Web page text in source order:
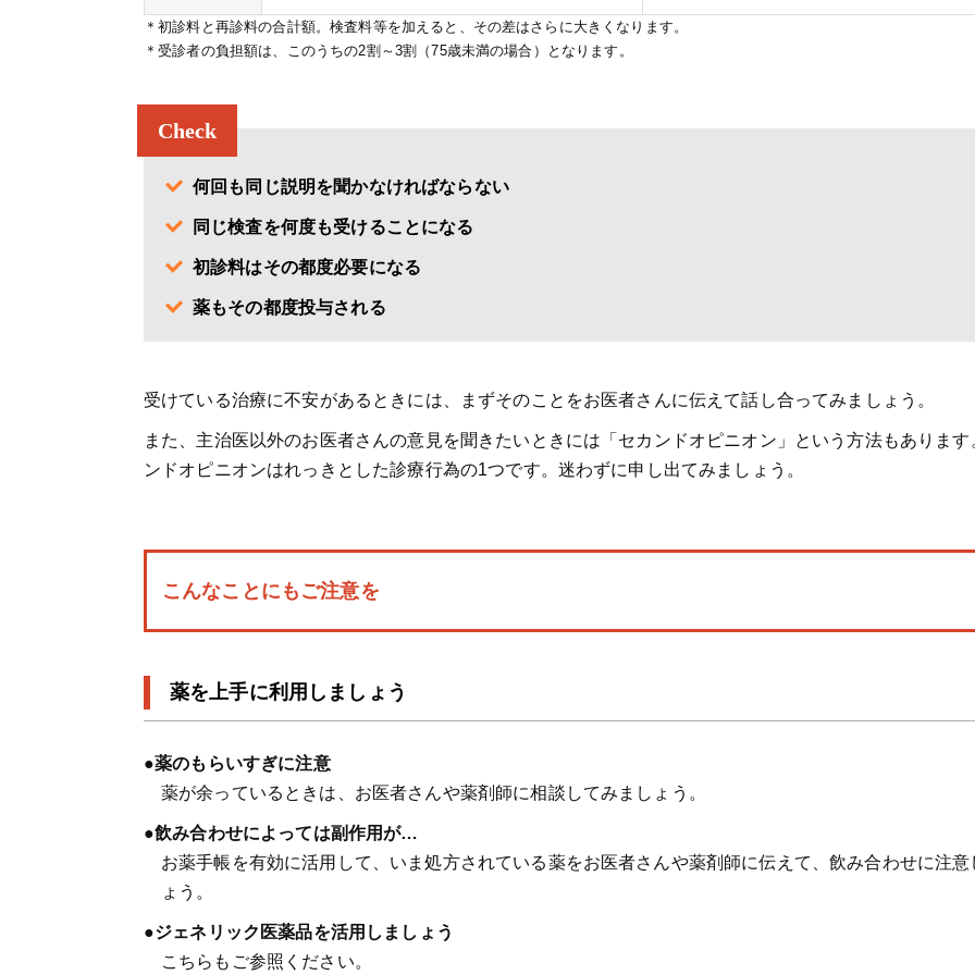
＊初診料と再診料の合計額。検査料等を加えると、その差はさらに大きくなります。
＊受診者の負担額は、このうちの2割～3割（75歳未満の場合）となります。
Check
何回も同じ説明を聞かなければならない
同じ検査を何度も受けることになる
初診料はその都度必要になる
薬もその都度投与される
受けている治療に不安があるときには、まずそのことをお医者さんに伝えて話し合ってみましょう。
また、主治医以外のお医者さんの意見を聞きたいときには「セカンドオピニオン」という方法もあります
ンドオピニオンはれっきとした診療行為の1つです。迷わずに申し出てみましょう。
こんなことにもご注意を
薬を上手に利用しましょう
●薬のもらいすぎに注意
薬が余っているときは、お医者さんや薬剤師に相談してみましょう。
●飲み合わせによっては副作用が…
お薬手帳を有効に活用して、いま処方されている薬をお医者さんや薬剤師に伝えて、飲み合わせに注意
ょう。
●ジェネリック医薬品を活用しましょう
こちらもご参照ください。